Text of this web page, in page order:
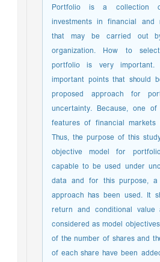
Portfolio is a collection
investments in financial and
that may be carried out
organization. How to
portfolio is very
important points that should
proposed approach for
uncertainty. Because, one
features of financial
Thus, the purpose of this
objective model for
capable to be used under
data and for this purpose,
approach has been used. It
return and conditional
considered as model
of the number of shares and
of each share have been